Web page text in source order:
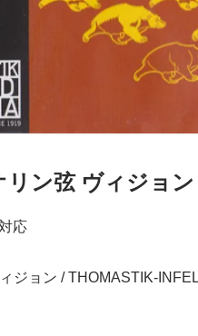
リン弦 ヴィジョン
応
ジョン / THOMASTIK-